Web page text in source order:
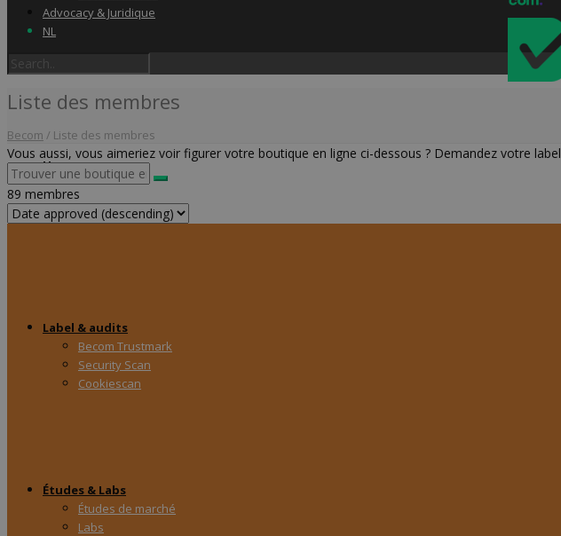
Home
Label & audits
Becom Trustmark
Security Scan
Cookiescan
Études & Labs
Études de marché
Labs
Advocacy & Juridique
NL
Liste des membres
Becom / Liste des membres
Vous aussi, vous aimeriez voir figurer votre boutique en ligne ci-dessous ? Demandez votre label
89 membres